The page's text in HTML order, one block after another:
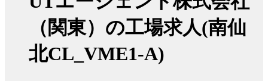
（関東）の工場求人(南仙
北CL_VME1-A)